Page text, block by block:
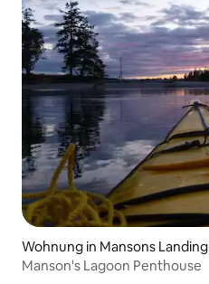
Wohnung in Mansons Landing
Manson's Lagoon Penthouse